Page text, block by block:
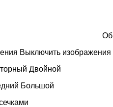
Выключить изображения
Двойной
Большой